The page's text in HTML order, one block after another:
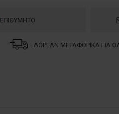
ΕΠΙΘΥΜΗΤΟ
ΔΩΡΕΑΝ ΜΕΤΑΦΟΡΙΚΑ ΓΙΑ